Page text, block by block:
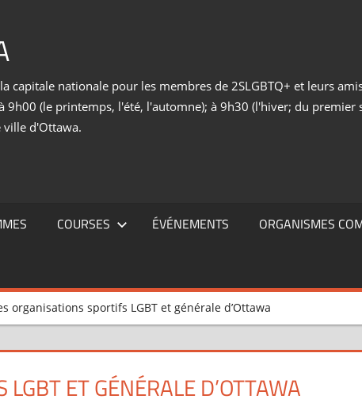
capitale nationale pour les membres de 2SLGBTQ+ et leurs
9h00 (le printemps, l'été, l'automne); à 9h30 (l'hiver; du
ville d'Ottawa.
COURSES ÉVÉNEMENTS ORGANISMES
organisations sportifs LGBT et générale d’Ottawa
ET GÉNÉRALE D’OTTAWA